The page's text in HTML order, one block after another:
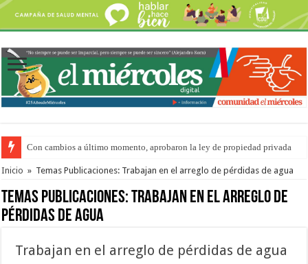
Con cambios a último momento, aprobaron la ley de propiedad privada
Adopción en Entre Ríos: el 35% de los 90 niños, niñas y adolescentes que
Inicio » Temas Publicaciones: Trabajan en el arreglo de pérdidas de agua
Temas Publicaciones:Trabajan en el arreglo de
pérdidas de agua
Trabajan en el arreglo de pérdidas de agua